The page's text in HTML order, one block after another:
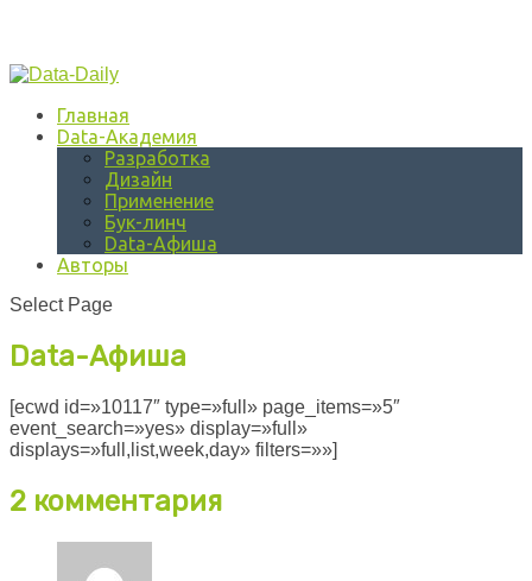
Главная
Data-Академия
Разработка
Дизайн
Применение
Бук-линч
Data-Афиша
Авторы
Select Page
Data-Афиша
[ecwd id=»10117″ type=»full» page_items=»5″
event_search=»yes» display=»full»
displays=»full,list,week,day» filters=»»]
2 комментария